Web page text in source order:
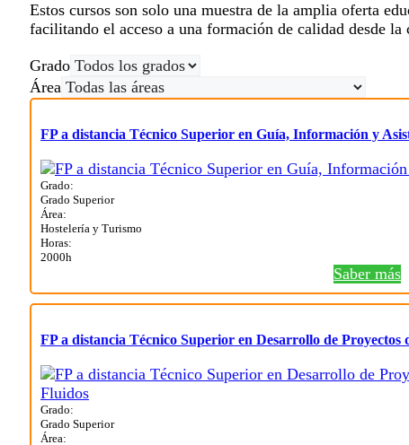
Estos cursos son solo una muestra de la amplia oferta
facilitando el acceso a una formación de calidad desde la
Grado
Área
FP a distancia Técnico Superior en Guía, Información y
Grado:
Grado Superior
Área:
Hostelería y Turismo
Horas:
2000h
Saber más
FP a distancia Técnico Superior en Desarrollo de Proyectos
Grado:
Grado Superior
Área: